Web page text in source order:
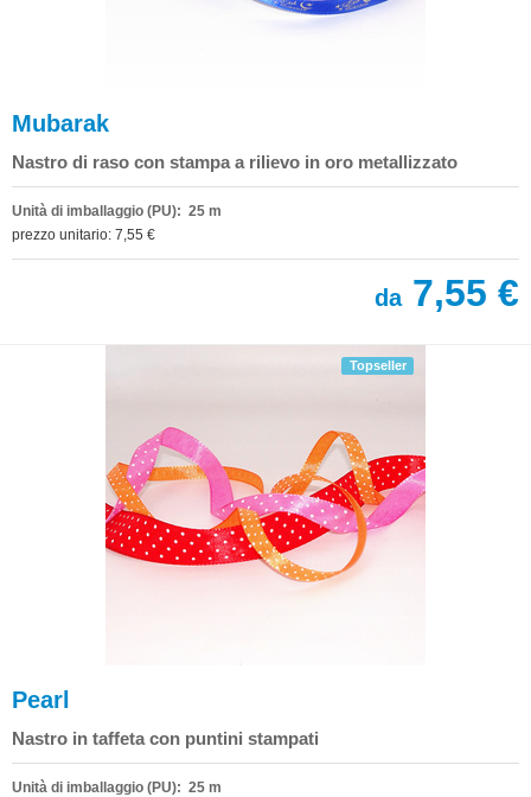
Mubarak
Nastro di raso con stampa a rilievo in oro metallizzato
Unità di imballaggio (PU): 25 m
prezzo unitario: 7,55 €
da7,55 €
Topseller
Pearl
Nastro in taffeta con puntini stampati
Unità di imballaggio (PU): 25 m